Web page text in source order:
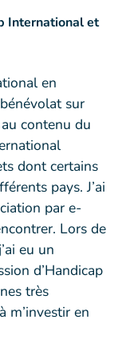
International et
en
sur
contenu du
dont certains
pays. J’ai
par e-
Lors de
eu un
d’Handicap
très
m’investir en